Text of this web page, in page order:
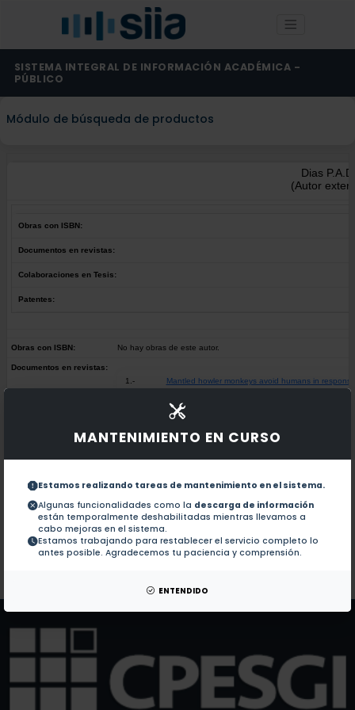
MANTENIMIENTO EN CURSO
Estamos realizando tareas de mantenimiento en el sistema.
Algunas funcionalidades como la descarga de información
están temporalmente deshabilitadas mientras llevamos a
cabo mejoras en el sistema.
Estamos trabajando para restablecer el servicio completo lo
antes posible. Agradecemos tu paciencia y comprensión.
ENTENDIDO
SISTEMA INTEGRAL DE INFORMACIÓN ACADÉMICA -
PÚBLICO
Módulo de búsqueda de productos
Dias
(Autor
Obras con ISBN:
Documentos en revistas:
Colaboraciones en Tesis:
Patentes:
Obras con ISBN: No hay obras de este autor.
Documentos en revistas:
1.-
Mantled howler monkeys avoid humans in
4.- Linking changes in landscape structure to
No hay patentes de este autor.